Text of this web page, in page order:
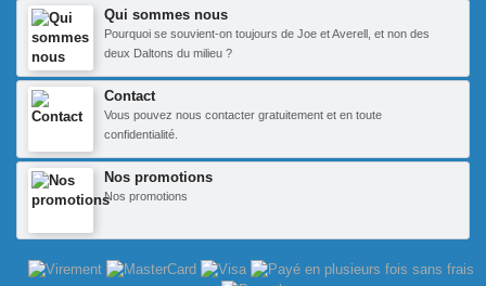
Qui sommes nous
Pourquoi se souvient-on toujours de Joe et Averell, et non des
deux Daltons du milieu ?
Contact
Vous pouvez nous contacter gratuitement et en toute
confidentialité.
Nos promotions
Nos promotions